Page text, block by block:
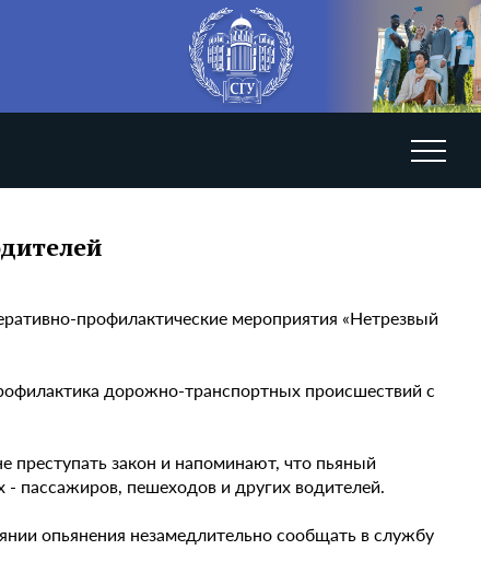
профилактические мероприятия «Нетрезвый
дорожно-транспортных происшествий с
закон и напоминают, что пьяный
пассажиров, пешеходов и других водителей.
опьянения незамедлительно сообщать в службу